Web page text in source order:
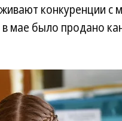
конкуренции с
мае было продано